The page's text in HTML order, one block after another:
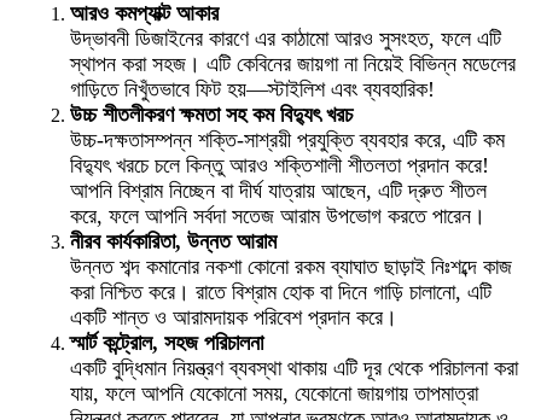
আরও কমপ্যাক্ট আকার
উদ্ভাবনী ডিজাইনের কারণে এর কাঠামো আরও সুসংহত, ফলে এটি
স্থাপন করা সহজ। এটি কেবিনের জায়গা না নিয়েই বিভিন্ন মডেলের
গাড়িতে নিখুঁতভাবে ফিট হয়—স্টাইলিশ এবং ব্যবহারিক!
উচ্চ শীতলীকরণ ক্ষমতা সহ কম বিদ্যুৎ খরচ
উচ্চ-দক্ষতাসম্পন্ন শক্তি-সাশ্রয়ী প্রযুক্তি ব্যবহার করে, এটি কম
বিদ্যুৎ খরচে চলে কিন্তু আরও শক্তিশালী শীতলতা প্রদান করে!
আপনি বিশ্রাম নিচ্ছেন বা দীর্ঘ যাত্রায় আছেন, এটি দ্রুত শীতল
করে, ফলে আপনি সর্বদা সতেজ আরাম উপভোগ করতে পারেন।
নীরব কার্যকারিতা, উন্নত আরাম
উন্নত শব্দ কমানোর নকশা কোনো রকম ব্যাঘাত ছাড়াই নিঃশব্দে কাজ
করা নিশ্চিত করে। রাতে বিশ্রাম হোক বা দিনে গাড়ি চালানো, এটি
একটি শান্ত ও আরামদায়ক পরিবেশ প্রদান করে।
স্মার্ট কন্ট্রোল, সহজ পরিচালনা
একটি বুদ্ধিমান নিয়ন্ত্রণ ব্যবস্থা থাকায় এটি দূর থেকে পরিচালনা করা
যায়, ফলে আপনি যেকোনো সময়, যেকোনো জায়গায় তাপমাত্রা